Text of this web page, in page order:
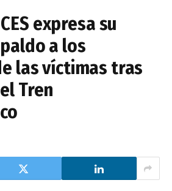
expresa su
a los
las víctimas tras
Tren